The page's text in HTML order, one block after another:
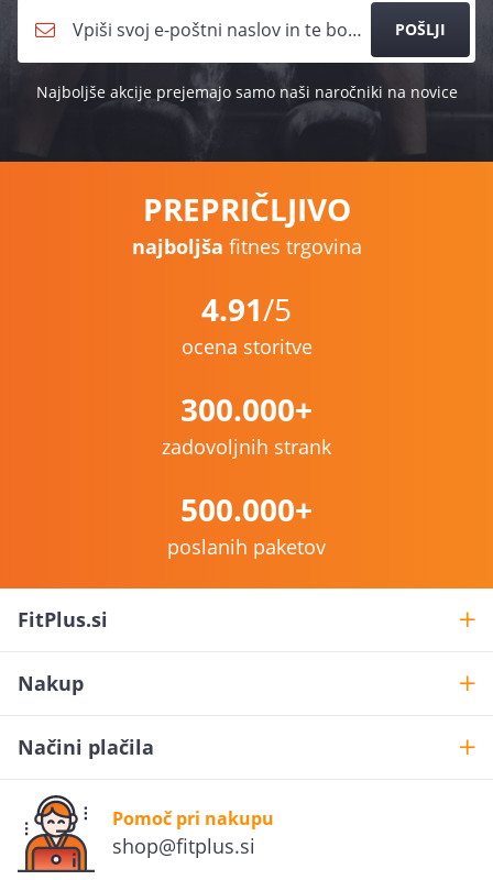
POŠLJI
Najboljše akcije prejemajo samo naši naročniki na novice
PREPRIČLJIVO
najboljša fitnes trgovina
4.91/5
ocena storitve
300.000+
zadovoljnih strank
500.000+
poslanih paketov
FitPlus.si
Nakup
Načini plačila
Pomoč pri nakupu
shop@fitplus.si